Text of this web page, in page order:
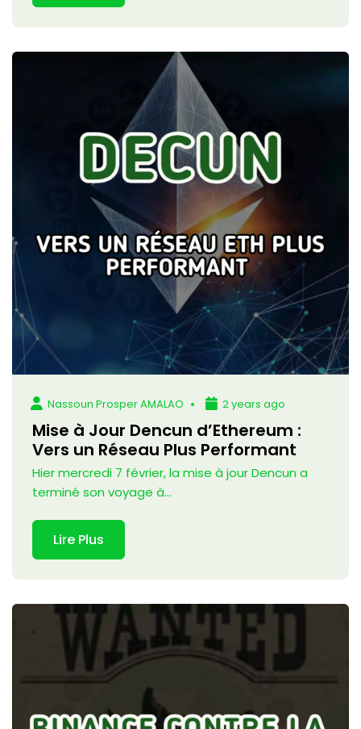
Nassoun Prosper AMALAO 2 years ago
Mise à Jour Dencun d’Ethereum :
Vers un Réseau Plus Performant
Hier mercredi 7 février, la mise à jour Dencun a
terminé son voyage à...
Lire Plus